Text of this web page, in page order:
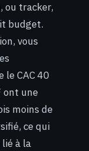
ou tracker,
budget.
vous
le CAC 40
ont une
moins de
ce qui
à la